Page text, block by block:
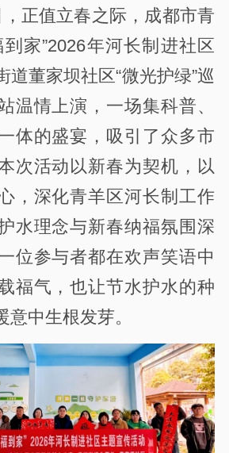
正值立春之际，成都市青
家”2026年河长制进社区
道董家坝社区“微光护绿”巡
温情上演，一场集科普、
体的盛宴，吸引了众多市
次活动以新春为契机，以
，深化青羊区河长制工作
水理念与新春纳福氛围深
位参与者都在欢声笑语中
福气，也让节水护水的种
中生根发芽。